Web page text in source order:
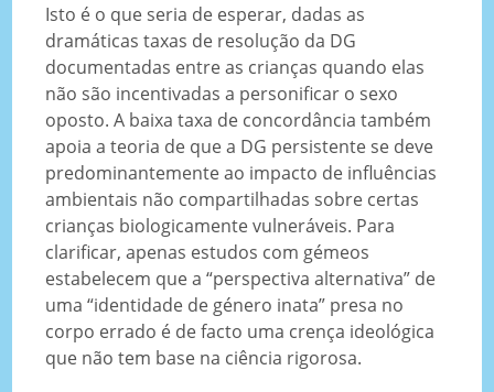
Isto é o que seria de esperar, dadas as
dramáticas taxas de resolução da DG
documentadas entre as crianças quando elas
não são incentivadas a personificar o sexo
oposto. A baixa taxa de concordância também
apoia a teoria de que a DG persistente se deve
predominantemente ao impacto de influências
ambientais não compartilhadas sobre certas
crianças biologicamente vulneráveis. Para
clarificar, apenas estudos com gémeos
estabelecem que a “perspectiva alternativa” de
uma “identidade de género inata” presa no
corpo errado é de facto uma crença ideológica
que não tem base na ciência rigorosa.